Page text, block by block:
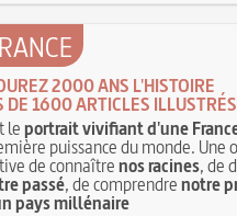
2000 ANS L'HISTOIRE
DE 1600 ARTICLES ILLUSTRÉS
leportrait vivifiant d'une
puissance du monde. Une
de connaîtrenos racines, de
passé, de comprendrenotre
pays millénaire